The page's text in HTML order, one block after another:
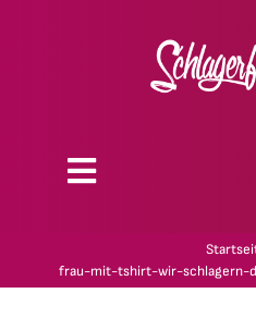
Toggle
frau-mit-tshirt-wir-schlagern-